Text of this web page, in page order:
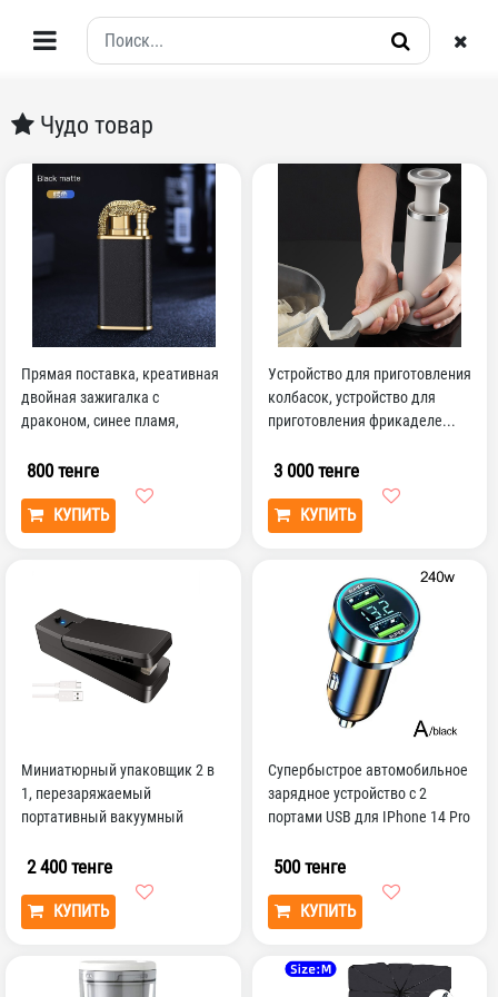
Чудо товар
Прямая поставка, креативная
двойная зажигалка с
драконом, синее пламя,
800 тенге
КУПИТЬ
Устройство для приготовления
колбасок, устройство для
приготовления фрикаделе...
3 000 тенге
КУПИТЬ
Миниатюрный упаковщик 2 в
1, перезаряжаемый
портативный вакуумный
п...
2 400 тенге
КУПИТЬ
Супербыстрое автомобильное
зарядное устройство с 2
портами USB для IPhone 14 Pro
500 тенге
КУПИТЬ